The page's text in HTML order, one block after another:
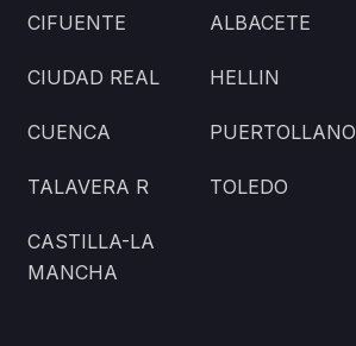
CIFUENTE ALBACETE
CIUDAD REAL HELLIN
CUENCA PUERTOLLANO
TALAVERA R TOLEDO
CASTILLA-LA
MANCHA